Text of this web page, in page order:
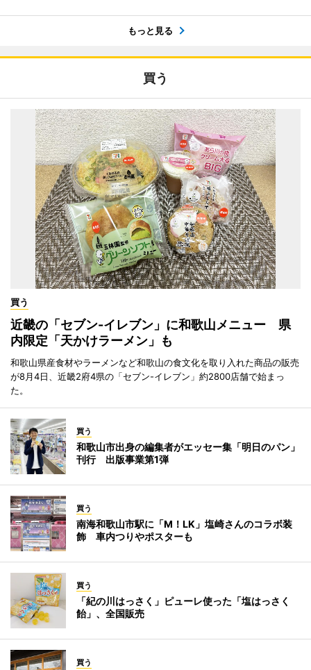
もっと見る
買う
買う
近畿の「セブン-イレブン」に和歌山メニュー 県
内限定「天かけラーメン」も
和歌山県産食材やラーメンなど和歌山の食文化を取り入れた商品の販売
が8月4日、近畿2府4県の「セブン-イレブン」約2800店舗で始まっ
た。
買う
和歌山市出身の編集者がエッセー集「明日のパン」
刊行 出版事業第1弾
買う
南海和歌山市駅に「M！LK」塩崎さんのコラボ装
飾 車内つりやポスターも
買う
「紀の川はっさく」ピューレ使った「塩はっさく
飴」、全国販売
買う